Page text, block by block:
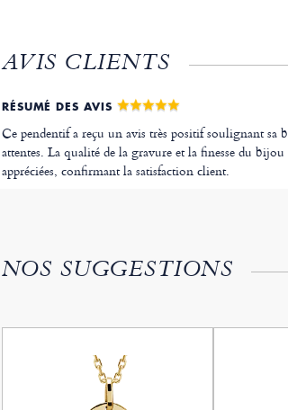
AVIS CLIENTS
RÉSUMÉ DES AVIS
Ce pendentif a reçu un avis très positif soulignant sa
attentes. La qualité de la gravure et la finesse du
appréciées, confirmant la satisfaction client.
NOS SUGGESTIONS